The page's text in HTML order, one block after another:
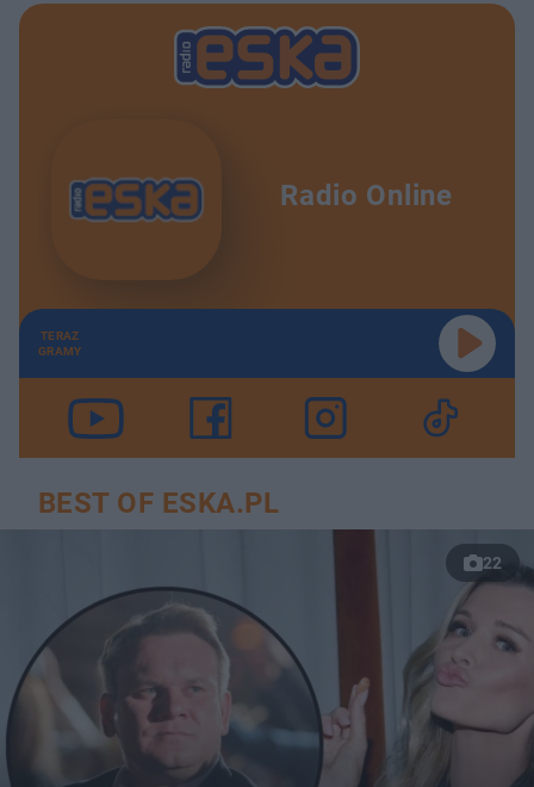
Radio Online
TERAZ
GRAMY
BEST OF ESKA.PL
22